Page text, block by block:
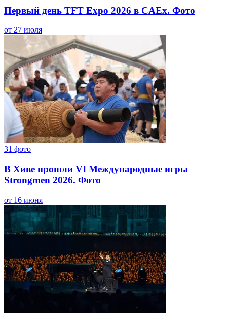
Первый день TFT Expo 2026 в CAEx. Фото
от 27 июля
31 фото
В Хиве прошли VI Международные игры
Strongmen 2026. Фото
от 16 июня